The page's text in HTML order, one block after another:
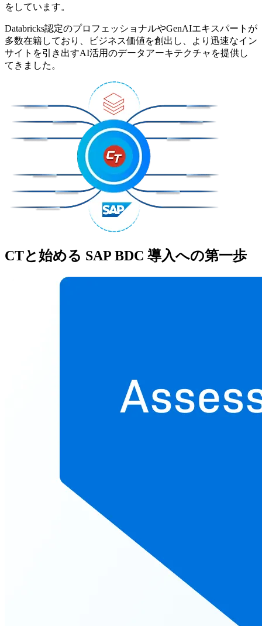
をしています。
Databricks認定のプロフェッショナルやGenAIエキスパートが
多数在籍しており、ビジネス価値を創出し、より迅速なイン
サイトを引き出すAI活用のデータアーキテクチャを提供し
てきました。
CTと始める SAP BDC 導入への第一歩